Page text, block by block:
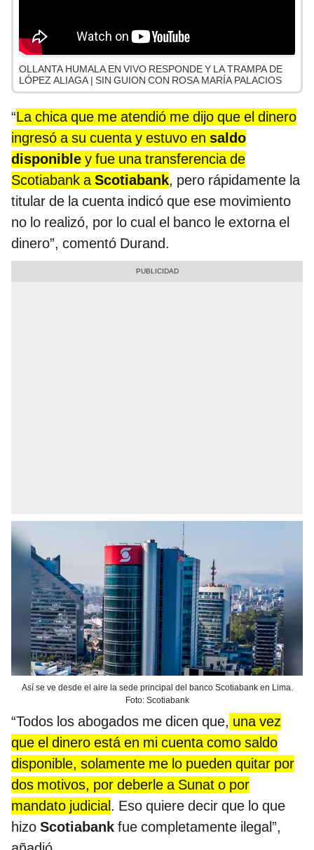
OLLANTA HUMALA EN VIVO RESPONDE Y LA TRAMPA DE
LÓPEZ ALIAGA | SIN GUION CON ROSA MARÍA PALACIOS
“La chica que me atendió me dijo que el dinero
ingresó a su cuenta y estuvo en saldo
disponible y fue una transferencia de
Scotiabank aScotiabank, pero rápidamente la
titular de la cuenta indicó que ese movimiento
no lo realizó, por lo cual el banco le extorna el
dinero”, comentó Durand.
Así se ve desde el aire la sede principal del banco Scotiabank en Lima.
Foto: Scotiabank
“Todos los abogados me dicen que, una vez
que el dinero está en mi cuenta como saldo
disponible, solamente me lo pueden quitar por
dos motivos, por deberle a Sunat o por
mandato judicial. Eso quiere decir que lo que
hizo Scotiabank fue completamente ilegal”,